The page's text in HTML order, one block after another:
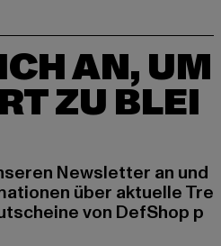
AN, UM
ZU BLEI
Newsletter an und
über aktuelle Tre
von DefShop p